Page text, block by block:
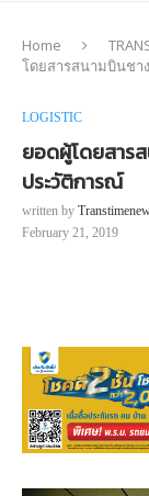
Home
โดยสารสนามบินชา
LOGISTIC
ยอดผู้โดยสาร
ประวัติการณ์
written by
February 21, 2019